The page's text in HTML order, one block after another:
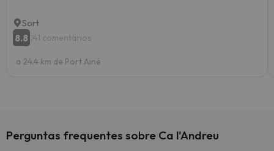
Sort
8.8 141 comentários
a 24.4 km de Port Ainé
Perguntas frequentes sobre Ca l'Andreu